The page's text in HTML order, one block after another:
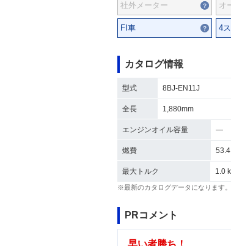
社外メーター オ
FI車 4
カタログ情報
型式 8BJ-EN11J
全長 1,880mm
エンジンオイル容量 ―
燃費
最大トルク 1.0
※最新のカタログデータになります
PRコメント
早い者勝ち！